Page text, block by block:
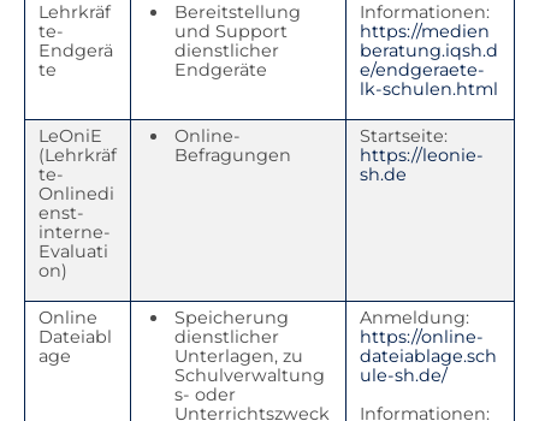
Lehrkräf
te-
Endgerä
te
Bereitstellung
und Support
dienstlicher
Endgeräte
Informationen:
https://medien
beratung.iqsh.d
e/endgeraete-
lk-schulen.html
LeOniE
(Lehrkräf
te-
Onlinedi
enst-
interne-
Evaluati
on)
Online-
Befragungen
Startseite:
https://leonie-
sh.de
Online
Dateiabl
age
Speicherung
dienstlicher
Unterlagen, zu
Schulverwaltung
s- oder
Unterrichtszweck
Anmeldung:
https://online-
dateiablage.sch
ule-sh.de/
Informationen: